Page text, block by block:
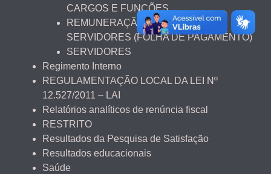
CARGOS E FUNÇÕES
REMUNERAÇÃO NOMINAL DOS
SERVIDORES (FOLHA DE PAGAMENTO)
SERVIDORES
Regimento Interno
REGULAMENTAÇÃO LOCAL DA LEI Nº
12.527/2011 – LAI
Relatórios analíticos de renúncia fiscal
RESTRITO
Resultados da Pesquisa de Satisfação
Resultados educacionais
Saúde